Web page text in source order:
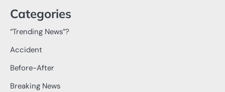
Categories
“Trending News”?
Accident
Before-After
Breaking News